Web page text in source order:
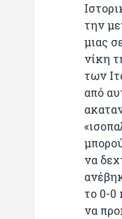
την
μιας
νίκη
των
από
να
το 0-0
να